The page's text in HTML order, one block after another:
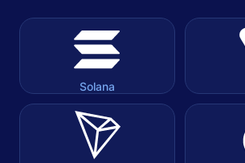
Solana